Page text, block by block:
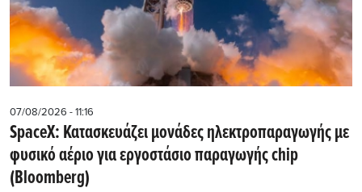
07/08/2026 - 11:16
SpaceX: Κατασκευάζει μονάδες ηλεκτροπαραγωγής με
φυσικό αέριο για εργοστάσιο παραγωγής chip
(Bloomberg)